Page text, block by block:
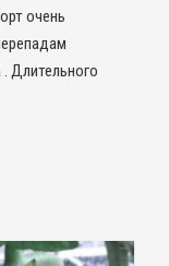
очень
Длительного